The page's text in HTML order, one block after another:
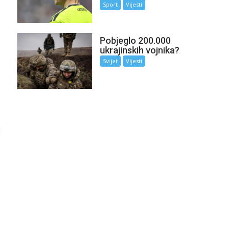
Sport Vijesti
Pobjeglo 200.000
ukrajinskih vojnika?
Svijet Vijesti